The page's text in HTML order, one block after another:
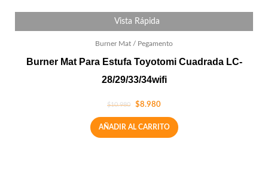
Vista Rápida
Burner Mat / Pegamento
Burner Mat Para Estufa Toyotomi Cuadrada LC-
28/29/33/34wifi
$10.980 $8.980
AÑADIR AL CARRITO